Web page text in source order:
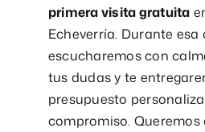
primera visita gratuita
Echeverría. Durante esa
escucharemos con
tus dudas y te
presupuesto
compromiso. Queremos